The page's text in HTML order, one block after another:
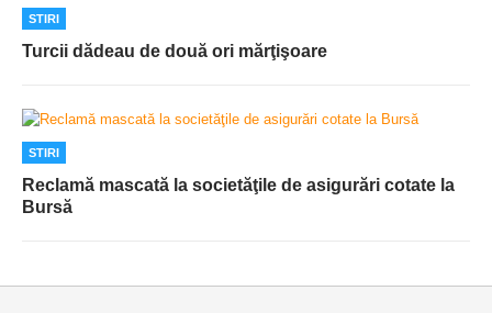
STIRI
Turcii dădeau de două ori mărţişoare
STIRI
Reclamă mascată la societăţile de asigurări cotate la
Bursă